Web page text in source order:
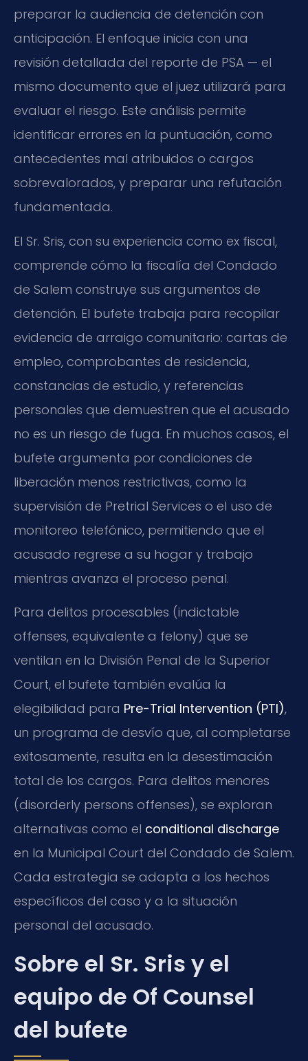
preparar la audiencia de detención con
anticipación. El enfoque inicia con una
revisión detallada del reporte de PSA — el
mismo documento que el juez utilizará para
evaluar el riesgo. Este análisis permite
identificar errores en la puntuación, como
antecedentes mal atribuidos o cargos
sobrevalorados, y preparar una refutación
fundamentada.
El Sr. Sris, con su experiencia como ex fiscal,
comprende cómo la fiscalía del Condado
de Salem construye sus argumentos de
detención. El bufete trabaja para recopilar
evidencia de arraigo comunitario: cartas de
empleo, comprobantes de residencia,
constancias de estudio, y referencias
personales que demuestren que el acusado
no es un riesgo de fuga. En muchos casos, el
bufete argumenta por condiciones de
liberación menos restrictivas, como la
supervisión de Pretrial Services o el uso de
monitoreo telefónico, permitiendo que el
acusado regrese a su hogar y trabajo
mientras avanza el proceso penal.
Para delitos procesables (indictable
offenses, equivalente a felony) que se
ventilan en la División Penal de la Superior
Court, el bufete también evalúa la
elegibilidad para Pre-Trial Intervention (PTI),
un programa de desvío que, al completarse
exitosamente, resulta en la desestimación
total de los cargos. Para delitos menores
(disorderly persons offenses), se exploran
alternativas como el conditional discharge
en la Municipal Court del Condado de Salem.
Cada estrategia se adapta a los hechos
específicos del caso y a la situación
personal del acusado.
Sobre el Sr. Sris y el
equipo de Of Counsel
del bufete